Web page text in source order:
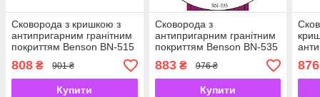
Сковорода з кришкою з
антипригарним гранітним
покриттям Benson BN-515
(24*5.5см)
808 ₴ 901 ₴
Купити
Сковорода з
антипригарним гранітним
покриттям Benson BN-535
Ø26
883₴ 976 ₴
Купити
876